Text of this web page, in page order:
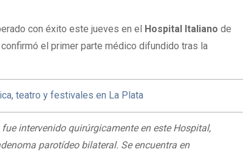
con éxito este jueves en el Hospital Italiano de
el primer parte médico difundido tras la
teatro y festivales en La Plata
intervenido quirúrgicamente en este Hospital,
parotídeo bilateral. Se encuentra en